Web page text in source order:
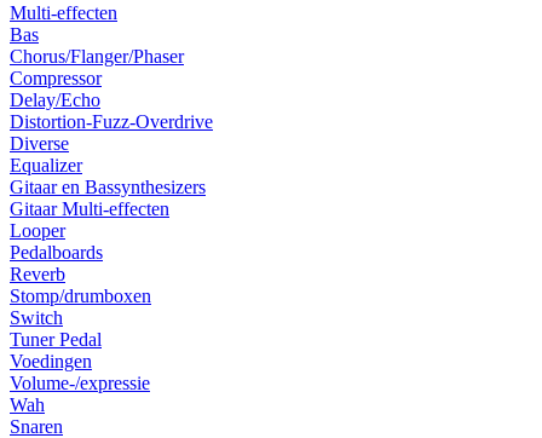
Multi-effecten
Bas
Chorus/Flanger/Phaser
Compressor
Delay/Echo
Distortion-Fuzz-Overdrive
Diverse
Equalizer
Gitaar en Bassynthesizers
Gitaar Multi-effecten
Looper
Pedalboards
Reverb
Stomp/drumboxen
Switch
Tuner Pedal
Voedingen
Volume-/expressie
Wah
Snaren